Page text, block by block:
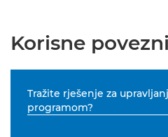
Korisne
Tražite rješenje za
programom?